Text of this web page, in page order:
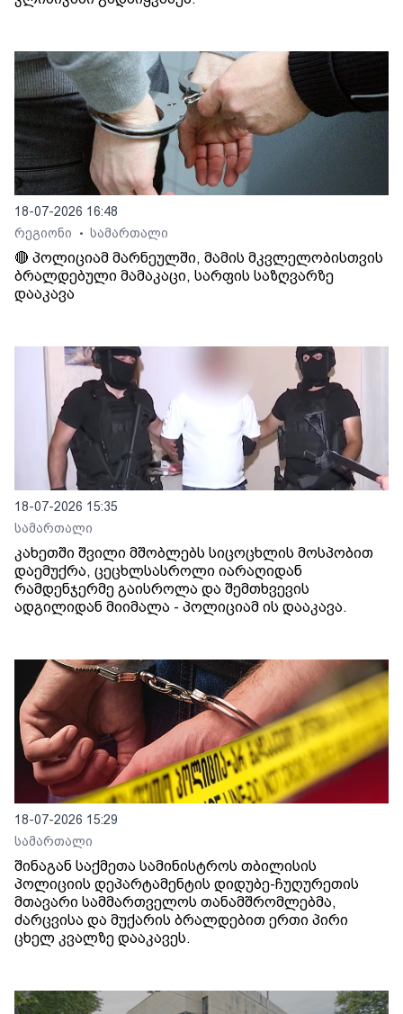
18-07-2026 16:48
რეგიონი
• სამართალი
🔴 პოლიციამ მარნეულში, მამის მკვლელობისთვის
ბრალდებული მამაკაცი, სარფის საზღვარზე
დააკავა
18-07-2026 15:35
სამართალი
კახეთში შვილი მშობლებს სიცოცხლის მოსპობით
დაემუქრა, ცეცხლსასროლი იარაღიდან
რამდენჯერმე გაისროლა და შემთხვევის
ადგილიდან მიიმალა - პოლიციამ ის დააკავა.
18-07-2026 15:29
სამართალი
შინაგან საქმეთა სამინისტროს თბილისის
პოლიციის დეპარტამენტის დიდუბე-ჩუღურეთის
მთავარი სამმართველოს თანამშრომლებმა,
ძარცვისა და მუქარის ბრალდებით ერთი პირი
ცხელ კვალზე დააკავეს.